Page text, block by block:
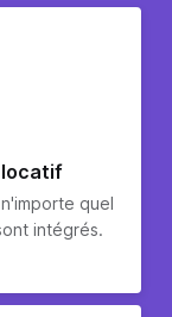
locatif
quel
intégrés.